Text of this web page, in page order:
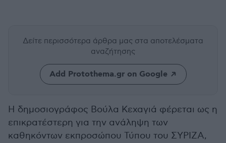
Δείτε περισσότερα άρθρα μας στα αποτελέσματα
αναζήτησης
Add Protothema.gr on Google
Η δημοσιογράφος Βούλα Κεχαγιά φέρεται ως η
επικρατέστερη για την ανάληψη των
καθηκόντων εκπροσώπου Τύπου του ΣΥΡΙΖΑ,